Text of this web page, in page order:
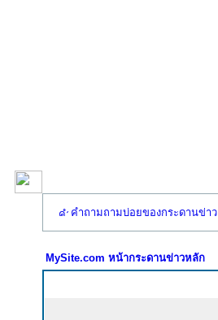
คำถามถามบ่อยของกระดานข่าว
MySite.com หน้ากระดานข่าวหลัก